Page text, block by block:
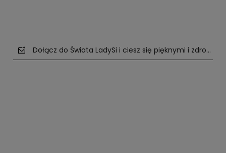
Dołącz do Świata LadySi i ciesz się pięknymi i